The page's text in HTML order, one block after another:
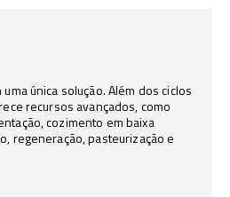
única solução. Além dos ciclos
recursos avançados, como
cozimento em baixa
regeneração, pasteurização e